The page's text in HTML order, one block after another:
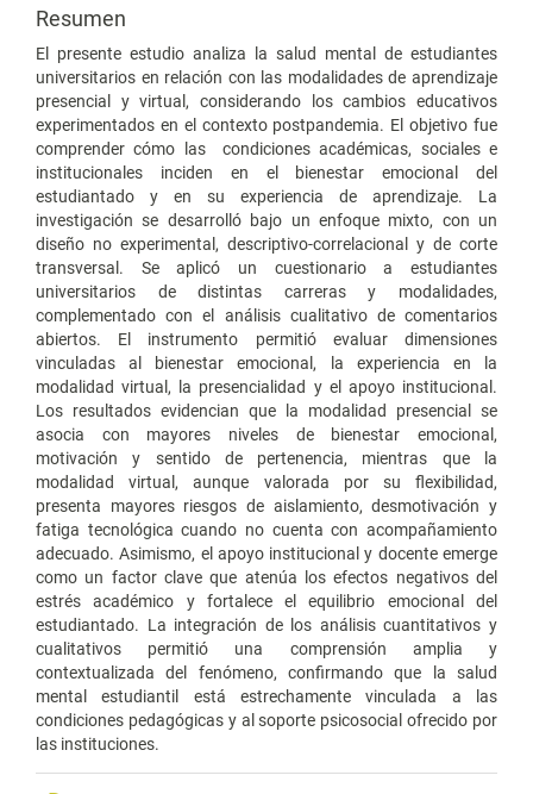
Resumen
El presente estudio analiza la salud mental de estudiantes
universitarios en relación con las modalidades de aprendizaje
presencial y virtual, considerando los cambios educativos
experimentados en el contexto postpandemia. El objetivo fue
comprender cómo las
condiciones académicas, sociales e
institucionales inciden en el bienestar emocional del
estudiantado y en su experiencia de aprendizaje. La
investigación se desarrolló bajo un enfoque mixto, con un
diseño no experimental, descriptivo-correlacional y de corte
transversal. Se aplicó un cuestionario a estudiantes
universitarios de distintas carreras y modalidades,
complementado con el análisis cualitativo de comentarios
abiertos. El instrumento permitió evaluar dimensiones
vinculadas al bienestar emocional, la experiencia en la
modalidad virtual, la presencialidad y el apoyo institucional.
Los resultados evidencian que la modalidad presencial se
asocia con mayores niveles de bienestar emocional,
motivación y sentido de pertenencia, mientras que la
modalidad virtual, aunque valorada por su flexibilidad,
presenta mayores riesgos de aislamiento, desmotivación y
fatiga tecnológica cuando no cuenta con acompañamiento
adecuado. Asimismo, el apoyo institucional y docente emerge
como un factor clave que atenúa los efectos negativos del
estrés académico y fortalece el equilibrio emocional del
estudiantado. La integración de los análisis cuantitativos y
cualitativos permitió una comprensión amplia y
contextualizada del fenómeno, confirmando que la salud
mental estudiantil está estrechamente vinculada a las
condiciones pedagógicas y al soporte psicosocial ofrecido por
las instituciones.